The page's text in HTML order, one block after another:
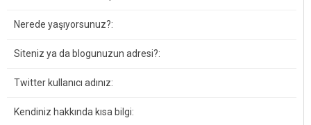
Nerede yaşıyorsunuz?:
Siteniz ya da blogunuzun adresi?:
Twitter kullanıcı adınız:
Kendiniz hakkında kısa bilgi: